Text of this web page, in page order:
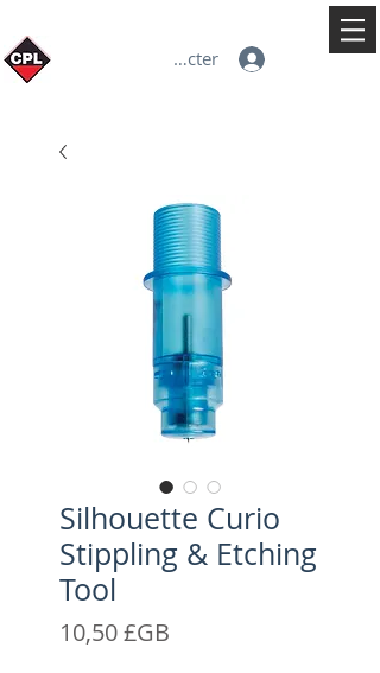
Se connecter
Silhouette Curio
Stippling & Etching
Tool
10,50 £GB